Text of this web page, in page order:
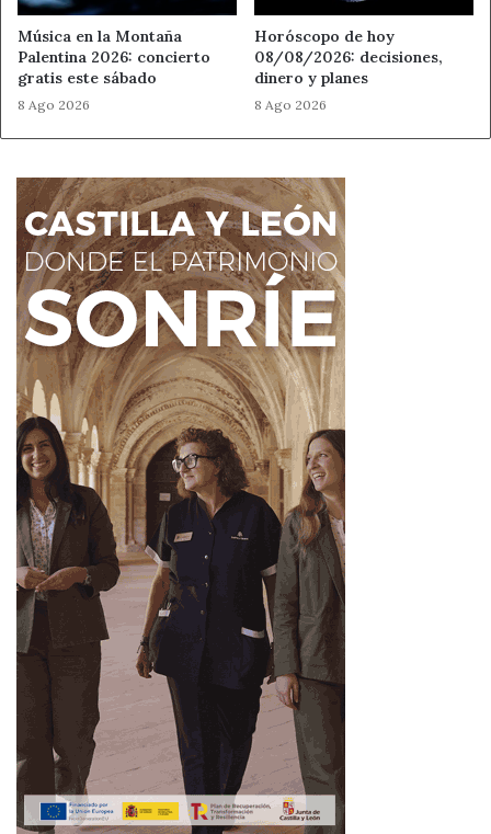
programa.
becas CSIC Castilla y León
ESO estancias investigación
Fundación Sierra Pambley
IES Claudio Sánchez Albornoz
IES Obispo Argüelles
IES Valle de Laciana INCIPIT
Instituto de Ganadería de Montaña
León Villablino
vocaciones científicas
Música en la Montaña
Palentina 2026: concierto
gratis este sábado
8 Ago 2026
Horóscopo de hoy
08/08/2026: decisiones,
dinero y planes
8 Ago 2026